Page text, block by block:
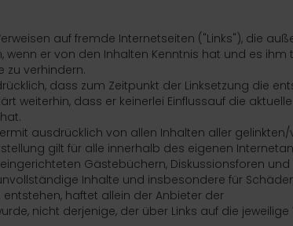
auf fremde Internetseiten ("Links"), die
wenn er von den Inhalten Kenntnis hat und es
zu verhindern.
dass zum Zeitpunkt der Linksetzung die
weiterhin, dass er keinerlei Einflussauf die
ausdrücklich von allen Inhalten aller
gilt für alle innerhalb des eigenen
Gästebüchern, Diskussionsforen und
Inhalte und insbesondere für
haftet allein der Anbieter der
nicht derjenige, der über Links auf die